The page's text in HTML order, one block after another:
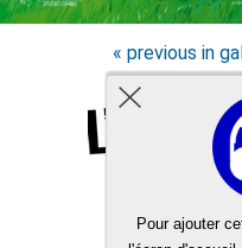
« previous in